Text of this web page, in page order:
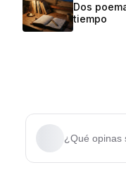
Dos
tiempo
¿Qué opinas